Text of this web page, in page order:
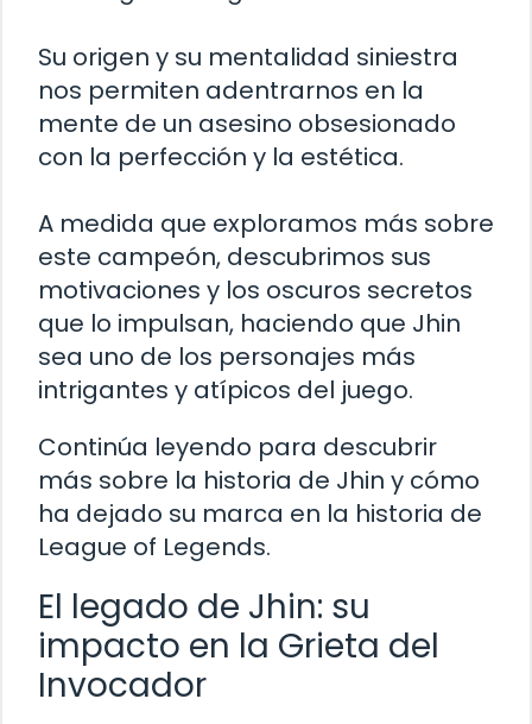
Su origen y su mentalidad siniestra
nos permiten adentrarnos en la
mente de un asesino obsesionado
con la perfección y la estética.
A medida que exploramos más sobre
este campeón, descubrimos sus
motivaciones y los oscuros secretos
que lo impulsan, haciendo que Jhin
sea uno de los personajes más
intrigantes y atípicos del juego.
Continúa leyendo para descubrir
más sobre la historia de Jhin y cómo
ha dejado su marca en la historia de
League of Legends.
El legado de Jhin: su
impacto en la Grieta del
Invocador